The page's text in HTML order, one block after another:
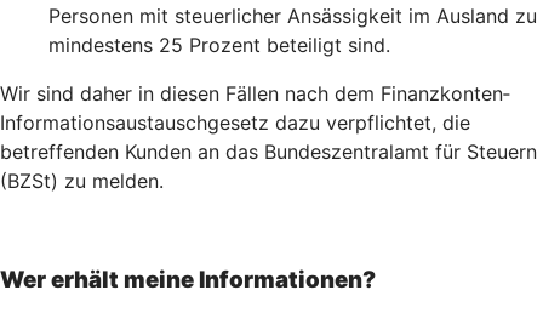
Personen mit steuerlicher Ansässigkeit im Ausland zu
mindestens 25 Prozent beteiligt sind.
Wir sind daher in diesen Fällen nach dem Finanz­konten­
Informations­austausch­gesetz dazu verpflichtet, die
betreffenden Kunden an das Bundeszentralamt für Steuern
(BZSt) zu melden.
Wer erhält meine Informationen?